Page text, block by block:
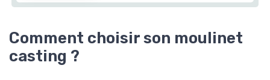
Comment choisir son moulinet
casting ?